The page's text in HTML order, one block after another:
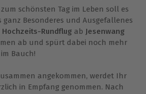
schönsten Tag im Leben soll es
Besonderes und Ausgefallenes
Hochzeits-Rundflug ab Jesenwang
ab und spürt dabei noch mehr
Bauch!
angekommen, werdet Ihr
in Empfang genommen. Nach